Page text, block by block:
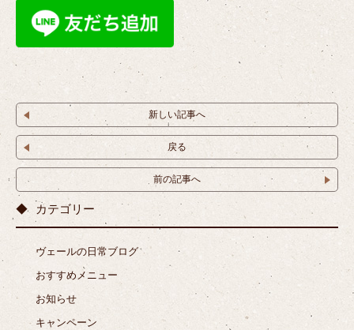
新しい記事へ
戻る
前の記事へ
カテゴリー
ヴェールの日常ブログ
おすすめメニュー
お知らせ
キャンペーン